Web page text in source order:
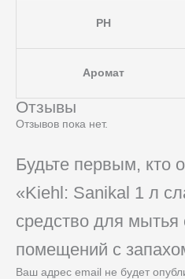
PH
Аромат
Отзывы
Отзывов пока нет.
Будьте первым, кто
«Kiehl: Sanikal 1 л
средство для мытья
помещений с
Ваш адрес email не будет